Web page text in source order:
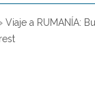
Viaje a RUMANÍA: